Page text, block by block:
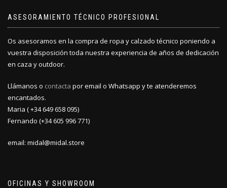
ASESORAMIENTO TÉCNICO PROFESIONAL
Os asesoramos en la compra de ropa y calzado técnico poniendo a
vuestra disposición toda nuestra experiencia de años de dedicación
en caza y outdoor.
Llámanos o contacta por email o Whatsapp y te atenderemos
encantados.
Maria ( +34 649 658 095)
Fernando (+34 605 996 771)
email: midal@midal.store
OFICINAS Y SHOWROOM